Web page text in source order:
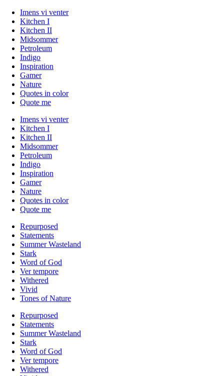
Imens vi venter
Kitchen I
Kitchen II
Midsommer
Petroleum
Indigo
Inspiration
Gamer
Nature
Quotes in color
Quote me
Imens vi venter
Kitchen I
Kitchen II
Midsommer
Petroleum
Indigo
Inspiration
Gamer
Nature
Quotes in color
Quote me
Repurposed
Statements
Summer Wasteland
Stark
Word of God
Ver tempore
Withered
Vivid
Tones of Nature
Repurposed
Statements
Summer Wasteland
Stark
Word of God
Ver tempore
Withered